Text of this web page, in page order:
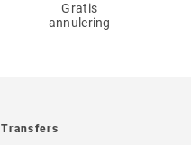
Gratis
annulering